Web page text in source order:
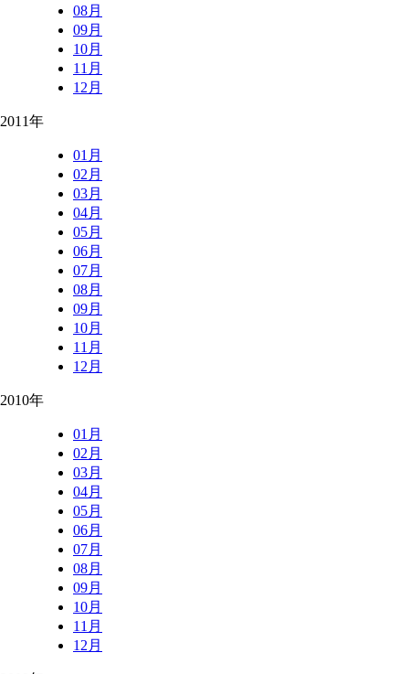
08月
09月
10月
11月
12月
2011年
01月
02月
03月
04月
05月
06月
07月
08月
09月
10月
11月
12月
2010年
01月
02月
03月
04月
05月
06月
07月
08月
09月
10月
11月
12月